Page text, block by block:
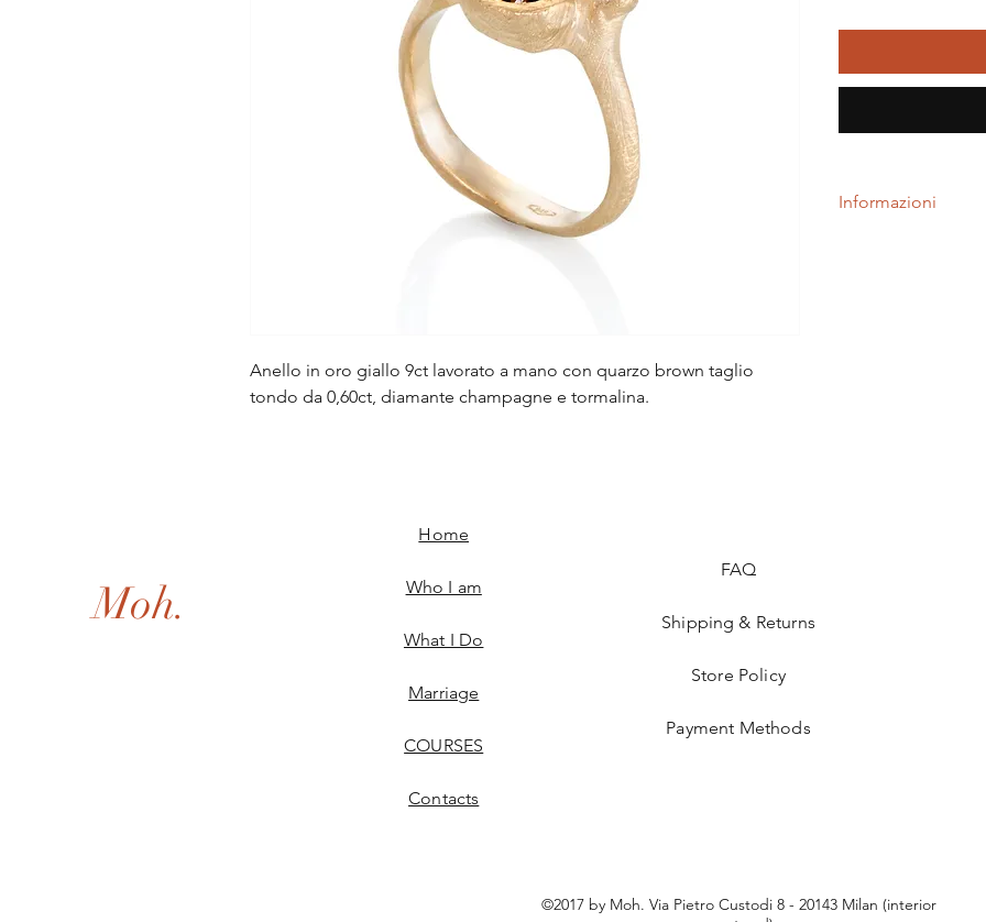
Anello in oro giallo 9ct lavorato a mano con quarzo brown taglio
tondo da 0,60ct, diamante champagne e tormalina.
Informazioni
Moh.
Home
Who I am
What I Do
Marriage
COURSES
Contacts
FAQ
Shipping & Returns
Store Policy
Payment Methods
©2017 by Moh. Via Pietro Custodi 8 - 20143 Milan (interior